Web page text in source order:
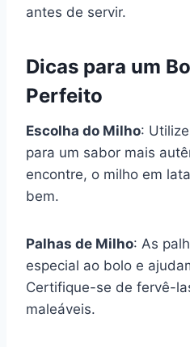
antes de servir.
Dicas para um
Perfeito
Escolha do Milho:
para um sabor mais
encontre, o milho em
bem.
Palhas de Milho: As
especial ao bolo e
Certifique-se de fervê-
maleáveis.